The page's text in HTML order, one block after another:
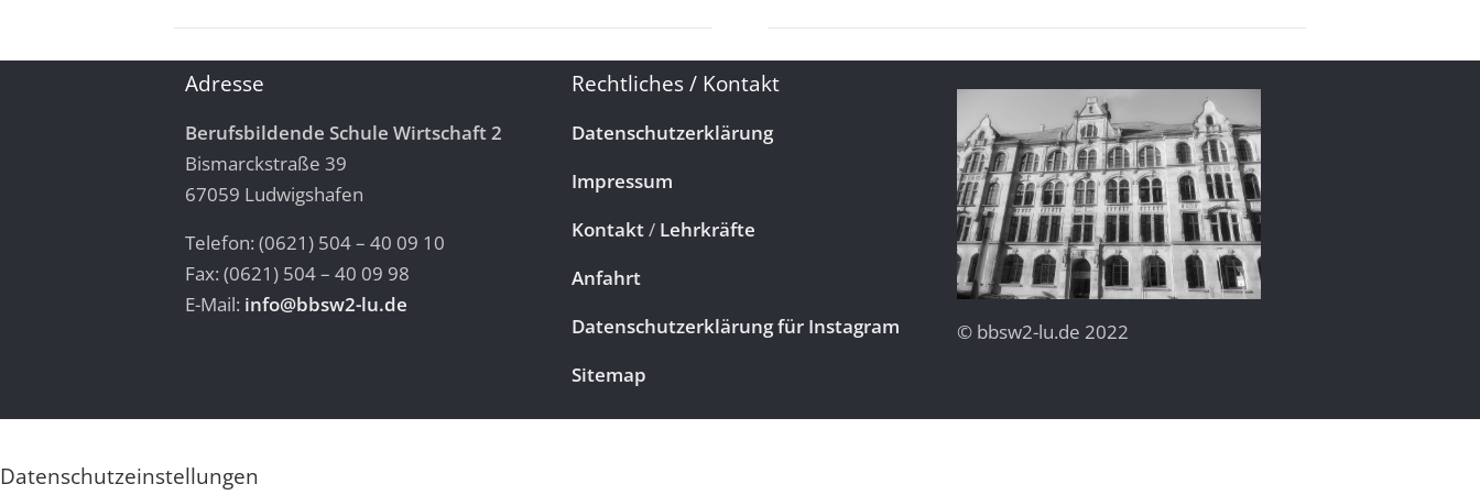
Adresse
Berufsbildende Schule Wirtschaft 2
Bismarckstraße 39
67059 Ludwigshafen
Telefon: (0621) 504 – 40 09 10
Fax: (0621) 504 – 40 09 98
E-Mail: info@bbsw2-lu.de
Rechtliches / Kontakt
Datenschutzerklärung
Impressum
Kontakt/ Lehrkräfte
Anfahrt
Datenschutzerklärung für Instagram
Sitemap
© bbsw2-lu.de 2022
Datenschutzeinstellungen